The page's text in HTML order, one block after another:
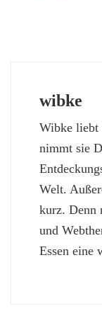
wibke
Wibke liebt
nimmt sie
Welt.
kurz. Denn
und
Essen eine